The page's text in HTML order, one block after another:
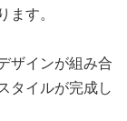
す。
ザインが組み合
タイルが完成し